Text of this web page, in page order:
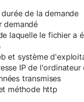
de la demande
demandé
laquelle le fichier a
et système
IP de l'ordinateur
transmises
méthode http